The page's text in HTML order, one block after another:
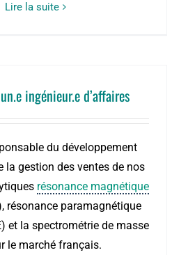
Lire la suite
ingénieur.e d’affaires
du développement
la gestion des ventes de nos
résonance magnétique
résonance paramagnétique
et la spectrométrie de masse
le marché français.